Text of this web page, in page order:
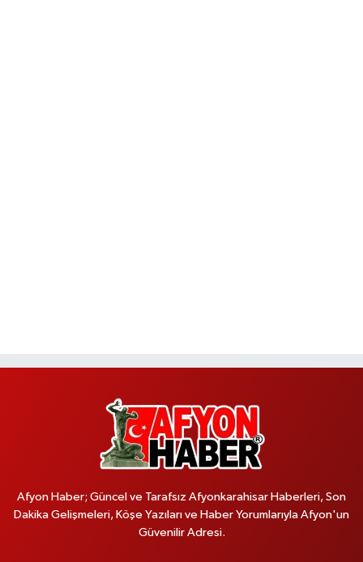
Afyon Haber; Güncel ve Tarafsız Afyonkarahisar Haberleri, Son
Dakika Gelişmeleri, Köşe Yazıları ve Haber Yorumlarıyla Afyon'un
Güvenilir Adresi.